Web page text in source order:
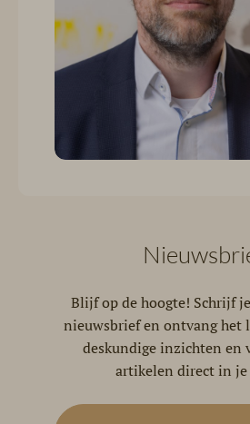
Blijf op de hoogte! Schrijf
nieuwsbrief en ontvang het
deskundige inzichten en
artikelen direct in